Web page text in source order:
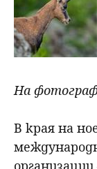
На
В края на